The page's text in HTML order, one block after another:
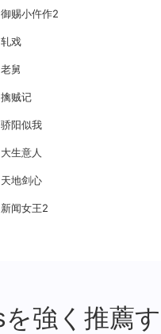
御赐小仵作2
轧戏
老舅
擒贼记
骄阳似我
大生意人
天地剑心
新闻女王2
強く推薦す